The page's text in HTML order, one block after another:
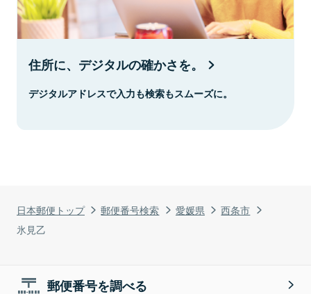
日本郵便トップ 郵便番号検索 愛媛県
西条市
氷見乙
住所に、デジタルの確かさを。
デジタルアドレスで入力も検索もスムーズに。
郵便番号を調べる